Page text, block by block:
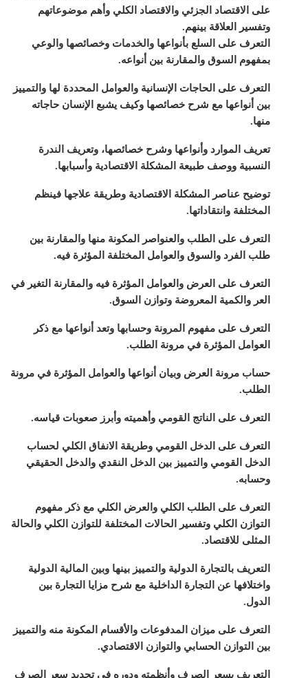
على الاقتصاد الجزئي والاقتصاد الكلي وأهم موضوعاتهم
وتفسير العلاقة بينهم.
التعرف على السلع بأنواعها والخدمات وخصائصها والوعي
بمفهوم السوق والمقارنة بين أنواعه.
التعرف على الحاجات الإنسانية والعوامل المحددة لها والتمييز
بين أنواعها مع شرح خصائصها وكيف يشبع الإنسان حاجاته
منها.
تعريف الموارد وأنواعها وشرح خصائصها، وتعريف الندرة
النسبية ووصف طبيعة المشكلة الاقتصادية وأسبابها.
توضيح عناصر المشكلة الاقتصادية وطريقة علاجها فينظم
المختلفة وانتقاداتها.
التعرف على الطلب والعنواصر المكونة منها والمقارنة بين
طلب الفرد والسوق والعوامل المختلفة المؤثرة فيه.
التعرف على العرض والعوامل المؤثرة فيه والمقارنة التغير في
العر والكمية المعروضة وتوازن السوق.
التعرف على مفهوم المرونة وحسابها وتعد أنواعها مع ذكر
العوامل المؤثرة في مرونة الطلب.
حساب مرونة العرض وبيان أنواعها والعوامل المؤثرة في مرونة
الطلب.
التعرف على الناتج القومي وأهميته وأبرز صعوبات قياسه.
التعرف على الدخل القومي وطريقة الانفاق الكلي لحساب
الدخل القومي والتمييز بين الدخل النقدي والدخل الحقيقي
وحسابه.
التعرف على الطلب الكلي والعرض الكلي مع ذكر مفهوم
التوازن الكلي وتفسير الحالات المختلفة للتوازن الكلي والحالة
المثلى للاقتصاد.
التعريف بالتجارة الدولية والتمييز بينها وبين المالية الدولية
واختلافها عن التجارة الداخلية مع شرح مزايا التجارة بين
الدول.
التعرف على ميزان المدفوعات والأقسام المكونة منه والتمييز
بين التوازن الحسابي والتوازن الاقتصادي.
التعريف بسعر الصرف وأنظمته ودوره في تحديد سعر الصرف